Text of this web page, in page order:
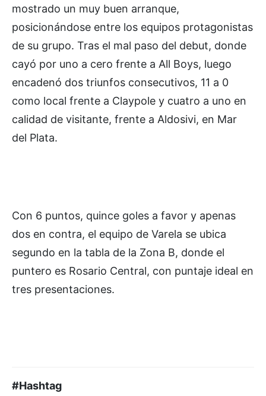
mostrado un muy buen arranque,
posicionándose entre los equipos protagonistas
de su grupo. Tras el mal paso del debut, donde
cayó por uno a cero frente a All Boys, luego
encadenó dos triunfos consecutivos, 11 a 0
como local frente a Claypole y cuatro a uno en
calidad de visitante, frente a Aldosivi, en Mar
del Plata.
Con 6 puntos, quince goles a favor y apenas
dos en contra, el equipo de Varela se ubica
segundo en la tabla de la Zona B, donde el
puntero es Rosario Central, con puntaje ideal en
tres presentaciones.
#Hashtag